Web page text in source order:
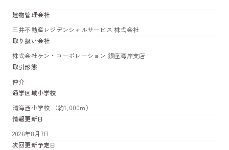
建物管理会社
三井不動産レジデンシャルサービス 株式会社
取り扱い会社
株式会社ケン・コーポレーション 銀座湾岸支店
取引形態
仲介
通学区域小学校
晴海西小学校 （約1,000m）
情報更新日
2026年8月7日
次回更新予定日